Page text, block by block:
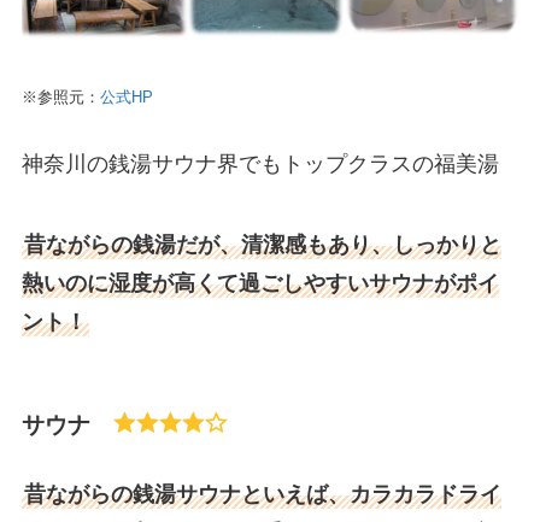
※参照元： 公式HP
神奈川の銭湯サウナ界でもトップクラスの福美湯
昔ながらの銭湯だが、清潔感もあり、しっかりと
熱いのに湿度が高くて過ごしやすいサウナがポイ
ント！
サウナ
昔ながらの銭湯サウナといえば、カラカラドライ